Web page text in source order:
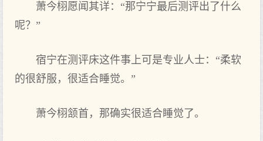
萧今栩愿闻其详：“那宁宁最后测评出了什么
呢？”
宿宁在测评床这‌件事上可是专业人士：“柔软
的很舒服，很适合睡觉。”
萧今栩颔首，那确实很适合睡觉了。